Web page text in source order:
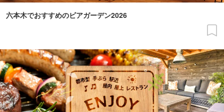
六本木でおすすめのビアガーデン2026